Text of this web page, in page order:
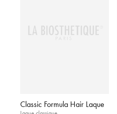
Classic Formula Hair Laque